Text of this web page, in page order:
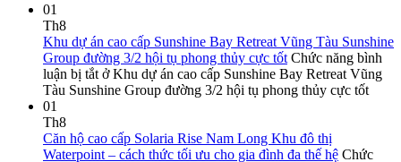
01
Th8
Khu dự án cao cấp Sunshine Bay Retreat Vũng Tàu Sunshine
Group đường 3/2 hội tụ phong thủy cực tốt Chức năng bình
luận bị tắt ở Khu dự án cao cấp Sunshine Bay Retreat Vũng
Tàu Sunshine Group đường 3/2 hội tụ phong thủy cực tốt
01
Th8
Căn hộ cao cấp Solaria Rise Nam Long Khu đô thị
Waterpoint – cách thức tối ưu cho gia đình đa thế hệ Chức